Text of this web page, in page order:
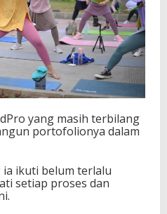
yang masih terbilang
portofolionya dalam
ia ikuti belum terlalu
setiap proses dan